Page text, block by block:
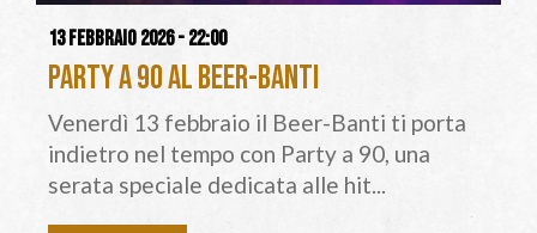
13 febbraio 2026 - 22:00
Party a 90 al Beer-Banti
Venerdì 13 febbraio il Beer-Banti ti porta
indietro nel tempo con Party a 90, una
serata speciale dedicata alle hit...